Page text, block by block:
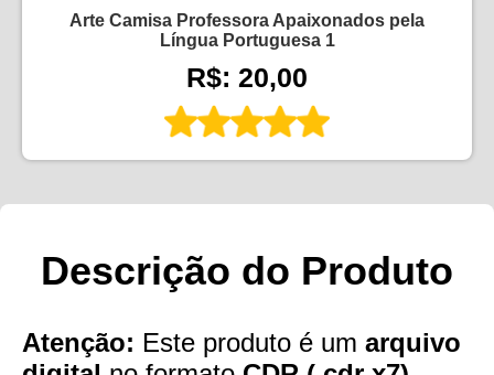
Arte Camisa Professora Apaixonados pela
Língua Portuguesa 1
R$: 20,00
Descrição do Produto
Atenção: Este produto é um arquivo